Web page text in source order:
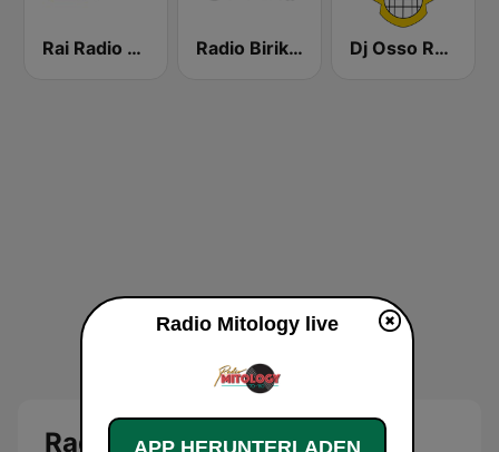
Rai Radio 1 Sport Radio Birikina Dj Osso Radio
Radio Mitology
Radio Mitology live
APP HERUNTERLADEN